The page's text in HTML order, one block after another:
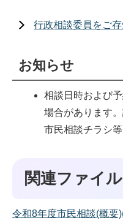
行政相談委員をご
お知らせ
相談日時および
場合があります
市民相談チラシ
関連ファイル
令和8年度市民相談(概要